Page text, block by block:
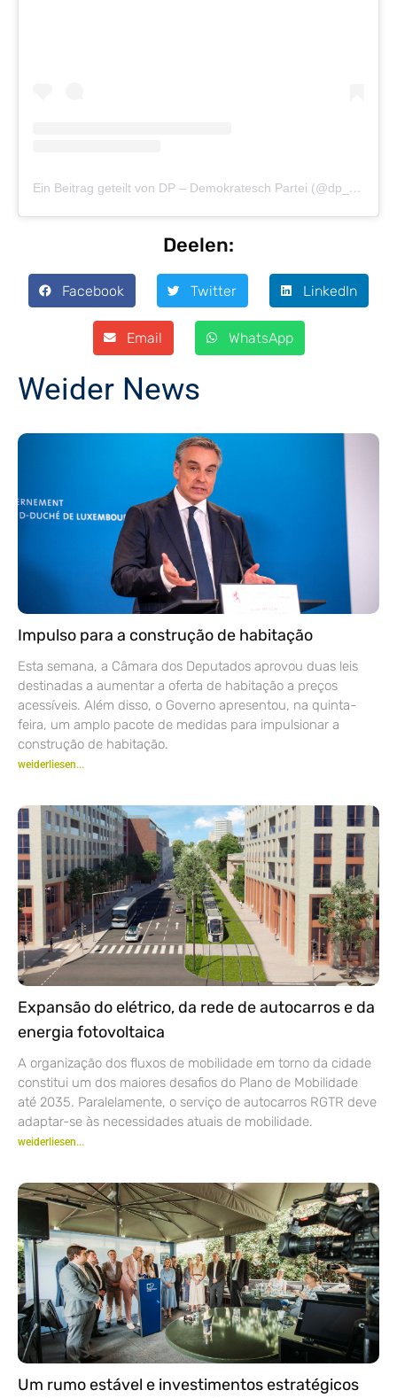
Ein Beitrag geteilt von DP – Demokratesch Partei (@dp_demokratesch_partei)
Deelen:
Facebook Twitter LinkedIn
Email WhatsApp
Weider News
Impulso para a construção de habitação
Esta semana, a Câmara dos Deputados aprovou duas leis
destinadas a aumentar a oferta de habitação a preços
acessíveis. Além disso, o Governo apresentou, na quinta-
feira, um amplo pacote de medidas para impulsionar a
construção de habitação.
weiderliesen...
Expansão do elétrico, da rede de autocarros e da
energia fotovoltaica
A organização dos fluxos de mobilidade em torno da cidade
constitui um dos maiores desafios do Plano de Mobilidade
até 2035. Paralelamente, o serviço de autocarros RGTR deve
adaptar-se às necessidades atuais de mobilidade.
weiderliesen...
Um rumo estável e investimentos estratégicos